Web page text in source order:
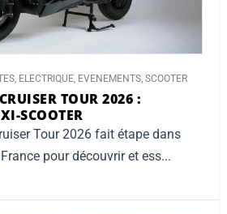
ELECTRIQUE EVENEMENTS SCOOTER
TOUR 2026 :
SCOOTER
Tour 2026 fait étape dans
pour découvrir et ess...